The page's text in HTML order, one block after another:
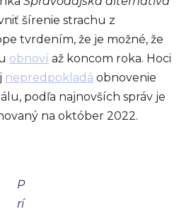
šírenie strachu z
tvrdením, že je možné, že
obnoví až koncom roka. Hoci
nepredpokladá obnovenie
podľa najnovších správ je
na október 2022.
P
rí